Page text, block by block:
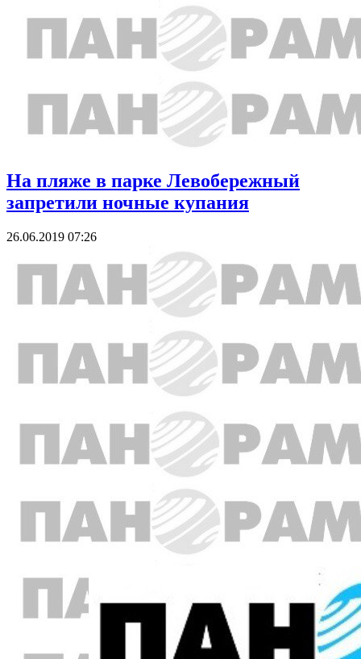
На пляже в парке Левобережный
запретили ночные купания
26.06.2019 07:26